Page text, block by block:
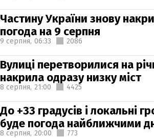
Частину України знову
погода на 9 серпня
9 серпня, 06:33 2086
Вулиці перетворилися на
накрила одразу низку міст
8 серпня, 21:00 4425
До +33 градусів і локальні
буде погода найближчими
8 серпня, 20:00 773